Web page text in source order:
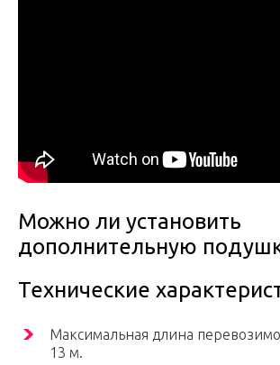
Можно ли установить
дополнительную
Технические
Максимальная длина
13 м.